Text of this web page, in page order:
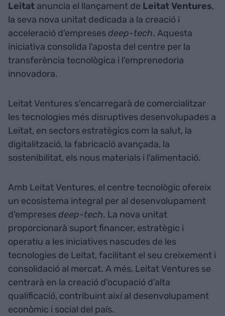
Leitat anuncia el llançament de Leitat Ventures,
la seva nova unitat dedicada a la creació i
acceleració d'empresesdeep-tech. Aquesta
iniciativa consolida l'aposta del centre per la
transferència tecnològica i l'emprenedoria
innovadora.
Leitat Ventures s'encarregarà de comercialitzar
les tecnologies més disruptives desenvolupades a
Leitat, en sectors estratègics com la salut, la
digitalització, la fabricació avançada, la
sostenibilitat, els nous materials i l'alimentació.
Amb Leitat Ventures, el centre tecnològic ofereix
un ecosistema integral per al desenvolupament
d'empresesdeep-tech. La nova unitat
proporcionarà suport financer, estratègic i
operatiu a les iniciatives nascudes de les
tecnologies de Leitat, facilitant el seu creixement i
consolidació al mercat. A més, Leitat Ventures se
centrarà en la creació d'ocupació d'alta
qualificació, contribuint així al desenvolupament
econòmic i social del país.